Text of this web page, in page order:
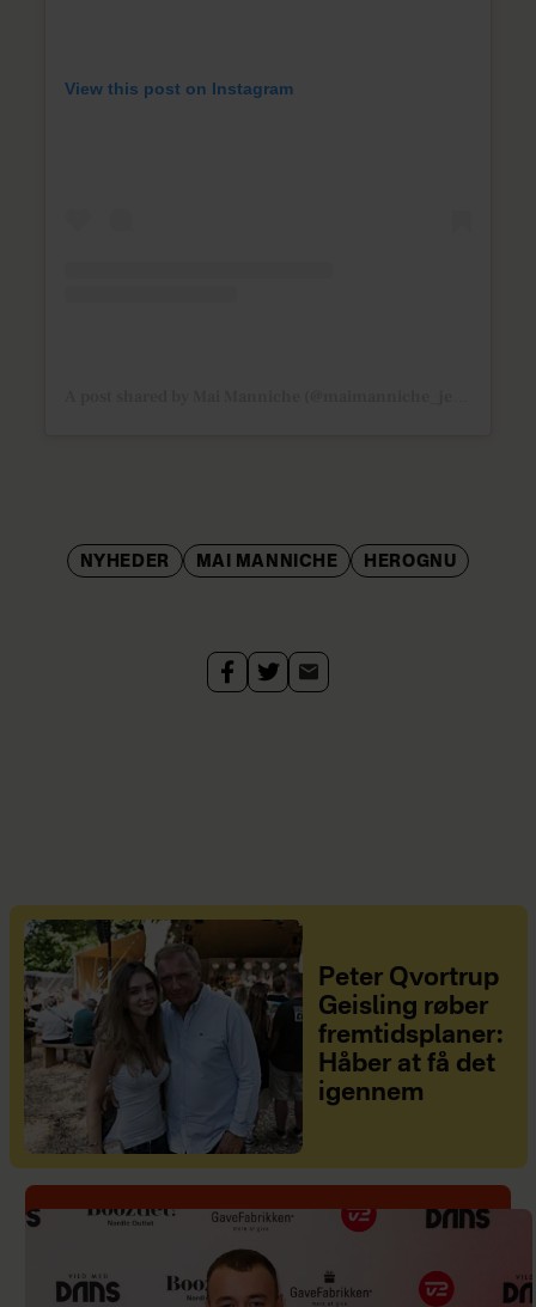
View this post on Instagram
NYHEDER MAI MANNICHE HEROGNU
Peter Qvortrup
Geisling røber
fremtidsplaner:
Håber at få det
igennem